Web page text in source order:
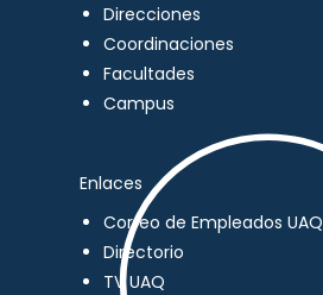
Direcciones
Coordinaciones
Facultades
Campus
Enlaces
Correo de Empleados UAQ
Directorio
TV UAQ